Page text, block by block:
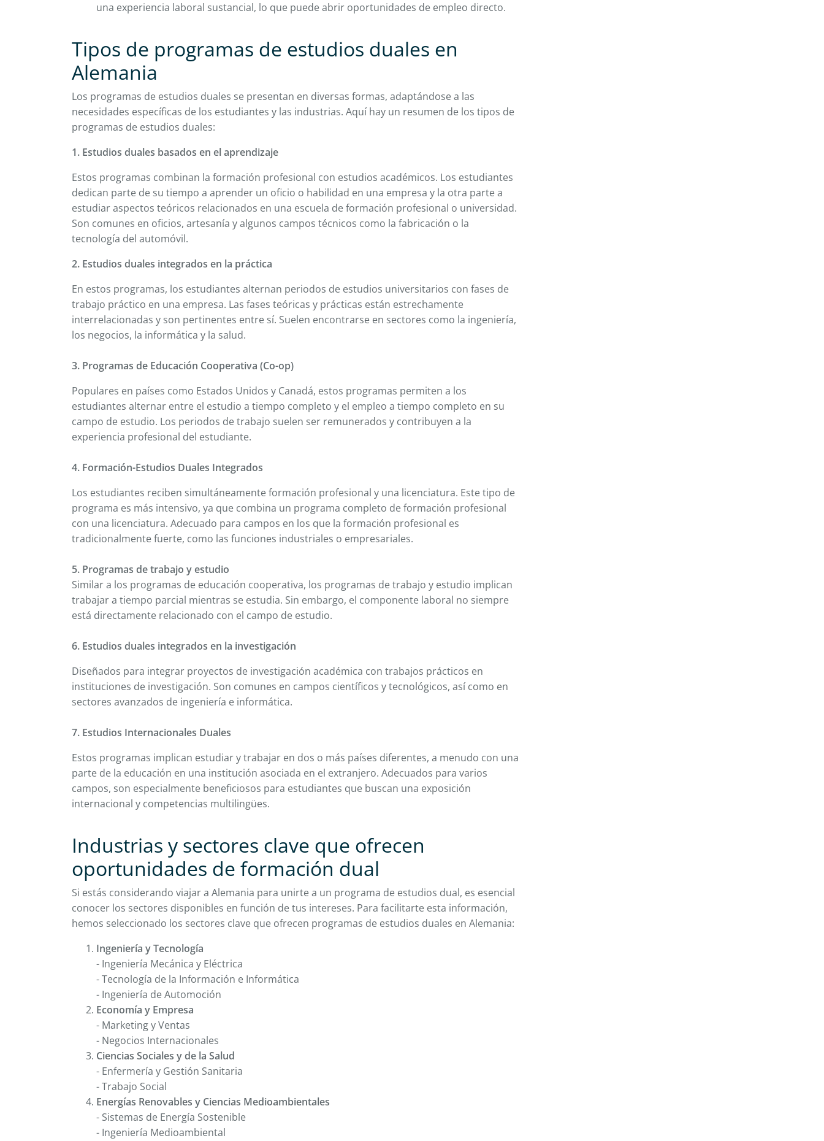
una experiencia laboral sustancial, lo que puede abrir oportunidades de empleo directo.
Tipos de programas de estudios duales en
Alemania
Los programas de estudios duales se presentan en diversas formas, adaptándose a las
necesidades específicas de los estudiantes y las industrias. Aquí hay un resumen de los tipos de
programas de estudios duales:
1. Estudios duales basados en el aprendizaje
Estos programas combinan la formación profesional con estudios académicos. Los estudiantes
dedican parte de su tiempo a aprender un oficio o habilidad en una empresa y la otra parte a
estudiar aspectos teóricos relacionados en una escuela de formación profesional o universidad.
Son comunes en oficios, artesanía y algunos campos técnicos como la fabricación o la
tecnología del automóvil.
2. Estudios duales integrados en la práctica
En estos programas, los estudiantes alternan periodos de estudios universitarios con fases de
trabajo práctico en una empresa. Las fases teóricas y prácticas están estrechamente
interrelacionadas y son pertinentes entre sí. Suelen encontrarse en sectores como la ingeniería,
los negocios, la informática y la salud.
3. Programas de Educación Cooperativa (Co-op)
Populares en países como Estados Unidos y Canadá, estos programas permiten a los
estudiantes alternar entre el estudio a tiempo completo y el empleo a tiempo completo en su
campo de estudio. Los periodos de trabajo suelen ser remunerados y contribuyen a la
experiencia profesional del estudiante.
4. Formación-Estudios Duales Integrados
Los estudiantes reciben simultáneamente formación profesional y una licenciatura. Este tipo de
programa es más intensivo, ya que combina un programa completo de formación profesional
con una licenciatura. Adecuado para campos en los que la formación profesional es
tradicionalmente fuerte, como las funciones industriales o empresariales.
5. Programas de trabajo y estudio
Similar a los programas de educación cooperativa, los programas de trabajo y estudio implican
trabajar a tiempo parcial mientras se estudia. Sin embargo, el componente laboral no siempre
está directamente relacionado con el campo de estudio.
6. Estudios duales integrados en la investigación
Diseñados para integrar proyectos de investigación académica con trabajos prácticos en
instituciones de investigación. Son comunes en campos científicos y tecnológicos, así como en
sectores avanzados de ingeniería e informática.
7. Estudios Internacionales Duales
Estos programas implican estudiar y trabajar en dos o más países diferentes, a menudo con una
parte de la educación en una institución asociada en el extranjero. Adecuados para varios
campos, son especialmente beneficiosos para estudiantes que buscan una exposición
internacional y competencias multilingües.
Industrias y sectores clave que ofrecen
oportunidades de formación dual
Si estás considerando viajar a Alemania para unirte a un programa de estudios dual, es esencial
conocer los sectores disponibles en función de tus intereses. Para facilitarte esta información,
hemos seleccionado los sectores clave que ofrecen programas de estudios duales en Alemania:
Ingeniería y Tecnología
- Ingeniería Mecánica y Eléctrica
- Tecnología de la Información e Informática
- Ingeniería de Automoción
Economía y Empresa
- Marketing y Ventas
- Negocios Internacionales
Ciencias Sociales y de la Salud
- Enfermería y Gestión Sanitaria
- Trabajo Social
Energías Renovables y Ciencias Medioambientales
- Sistemas de Energía Sostenible
- Ingeniería Medioambiental